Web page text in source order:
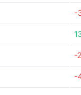
-
-
-